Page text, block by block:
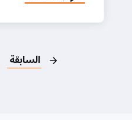
السابقة